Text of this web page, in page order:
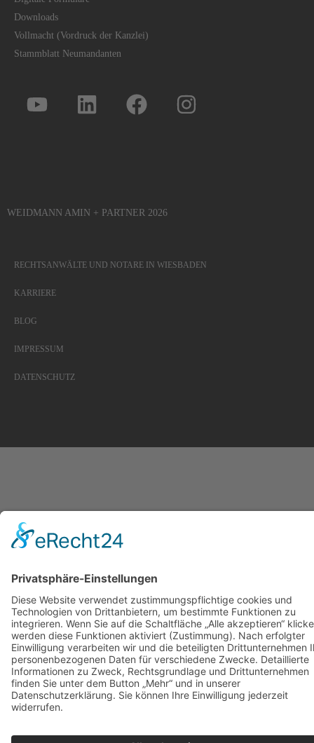
Downloads
Vollmacht (Vordruck der Kanzlei)
Stammblatt Neumandanten
WEIDMANN AMIN + PARTNER 2026
RECHTSANWÄLTE UND NOTARE IN WIESBADEN
KARRIERE
BLOG
IMPRESSUM
DATENSCHUTZ